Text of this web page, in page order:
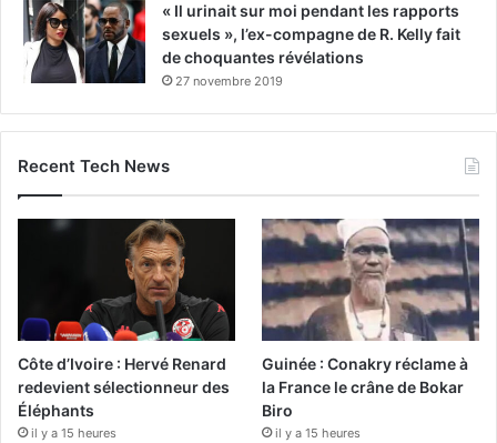
« Il urinait sur moi pendant les rapports
sexuels », l’ex-compagne de R. Kelly fait
de choquantes révélations
27 novembre 2019
Recent Tech News
Côte d’Ivoire : Hervé Renard
redevient sélectionneur des
Éléphants
il y a 15 heures
Guinée : Conakry réclame à
la France le crâne de Bokar
Biro
il y a 15 heures